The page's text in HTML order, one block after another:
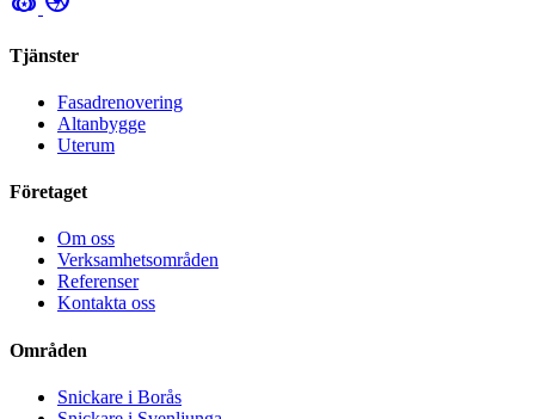
Tjänster
Fasadrenovering
Altanbygge
Uterum
Företaget
Om oss
Verksamhetsområden
Referenser
Kontakta oss
Områden
Snickare i Borås